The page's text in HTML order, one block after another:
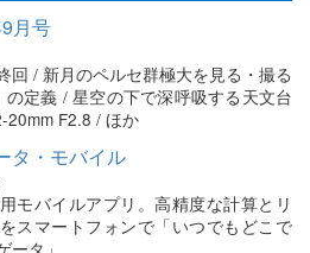
月号
回 / 新月のペルセ群極大を見る・撮る
定義 / 星空の下で深呼吸する天文台
20mm F2.8 / ほか
タ・モバイル
モバイルアプリ。高精度な計算とリ
スマートフォンで「いつでもどこで
ータ」